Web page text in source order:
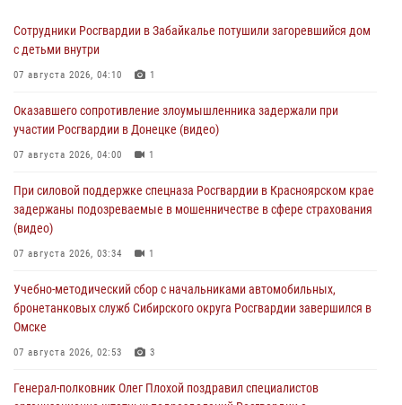
Сотрудники Росгвардии в Забайкалье потушили загоревшийся дом
с детьми внутри
07 августа 2026, 04:10 1
Оказавшего сопротивление злоумышленника задержали при
участии Росгвардии в Донецке (видео)
07 августа 2026, 04:00 1
При силовой поддержке спецназа Росгвардии в Красноярском крае
задержаны подозреваемые в мошенничестве в сфере страхования
(видео)
07 августа 2026, 03:34 1
Учебно-методический сбор с начальниками автомобильных,
бронетанковых служб Сибирского округа Росгвардии завершился в
Омске
07 августа 2026, 02:53 3
Генерал-полковник Олег Плохой поздравил специалистов